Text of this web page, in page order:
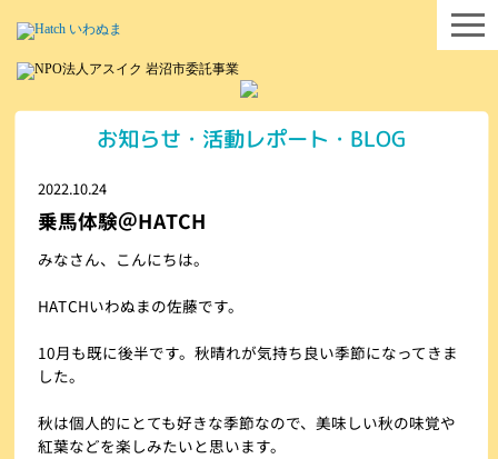
お知らせ・活動レポート・BLOG
2022.10.24
乗馬体験＠HATCH
みなさん、こんにちは。
HATCHいわぬまの佐藤です。
10月も既に後半です。秋晴れが気持ち良い季節になってきま
した。
秋は個人的にとても好きな季節なので、美味しい秋の味覚や
紅葉などを楽しみたいと思います。